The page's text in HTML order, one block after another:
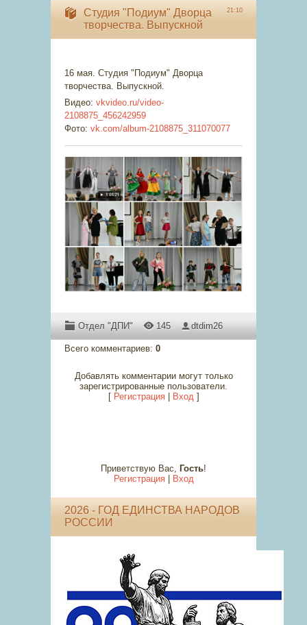
21:10
Студия "Подиум" Дворца
творчества. Выпускной
16 мая. Студия "Подиум" Дворца
творчества. Выпускной.
Видео: vkvideo.ru/video-
2108875_456242959
Фото: vk.com/album-2108875_311070077
Отдел "ДПИ" 145 dtdim26
Всего комментариев: 0
Добавлять комментарии могут только
зарегистрированные пользователи.
[ Регистрация| Вход]
Приветствую Вас, Гость!
Регистрация| Вход
2026 - ГОД ЕДИНСТВА НАРОДОВ
РОССИИ